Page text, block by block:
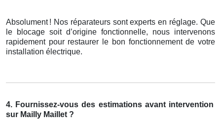
Absolument ! Nos réparateurs sont experts en réglage. Que
le blocage soit d’origine fonctionnelle, nous intervenons
rapidement pour restaurer le bon fonctionnement de votre
installation é lectrique.
4. Fournissez-vous des estimations avant intervention
sur Mailly Maillet ?